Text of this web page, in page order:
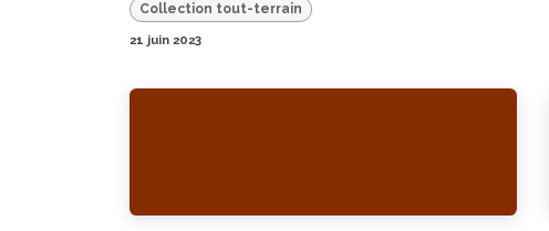
Collection tout-terrain
21 juin 2023